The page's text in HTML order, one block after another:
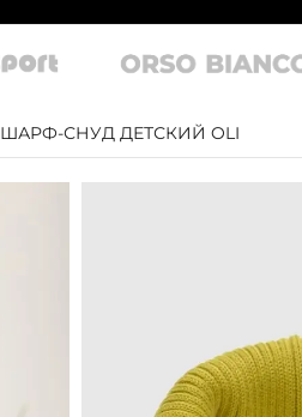
ШАРФ-СНУД ДЕТСКИЙ OLI